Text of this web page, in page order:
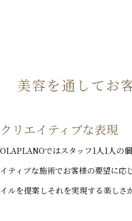
美容を通してお
クリエイティブな表現
OLAPLANOではスタッフ1人1人の
イティブな施術でお客様の要望に応
イルを提案しそれを実現する楽しさ